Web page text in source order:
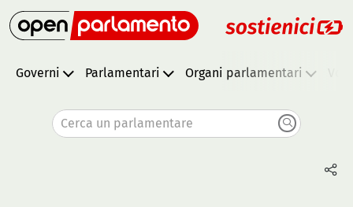
Governi Parlamentari Organi parlamentari
Cerca un parlamentare